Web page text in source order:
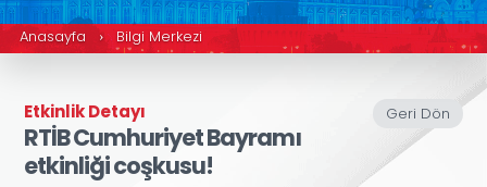
Anasayfa › Bilgi Merkezi
Geri Dön
Etkinlik Detayı
RTİB Cumhuriyet Bayramı
etkinliği coşkusu!